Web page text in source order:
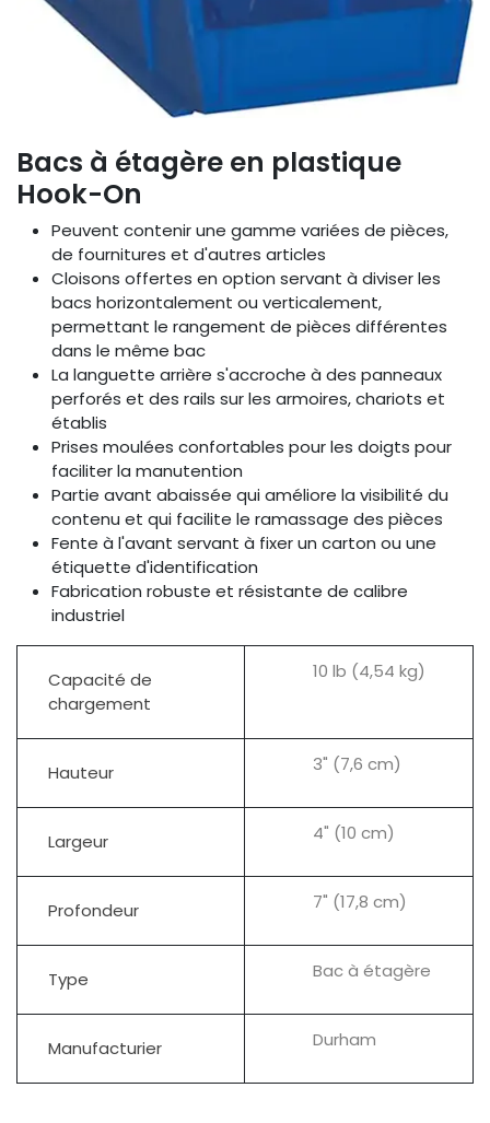
Bacs à étagère en plastique
Hook-On
Peuvent contenir une gamme variées de pièces,
de fournitures et d'autres articles
Cloisons offertes en option servant à diviser les
bacs horizontalement ou verticalement,
permettant le rangement de pièces différentes
dans le même bac
La languette arrière s'accroche à des panneaux
perforés et des rails sur les armoires, chariots et
établis
Prises moulées confortables pour les doigts pour
faciliter la manutention
Partie avant abaissée qui améliore la visibilité du
contenu et qui facilite le ramassage des pièces
Fente à l'avant servant à fixer un carton ou une
étiquette d'identification
Fabrication robuste et résistante de calibre
industriel
Capacité de
chargement
10 lb (4,54 kg)
Hauteur 3" (7,6 cm)
Largeur 4" (10 cm)
Profondeur 7" (17,8 cm)
Type Bac à étagère
Manufacturier Durham